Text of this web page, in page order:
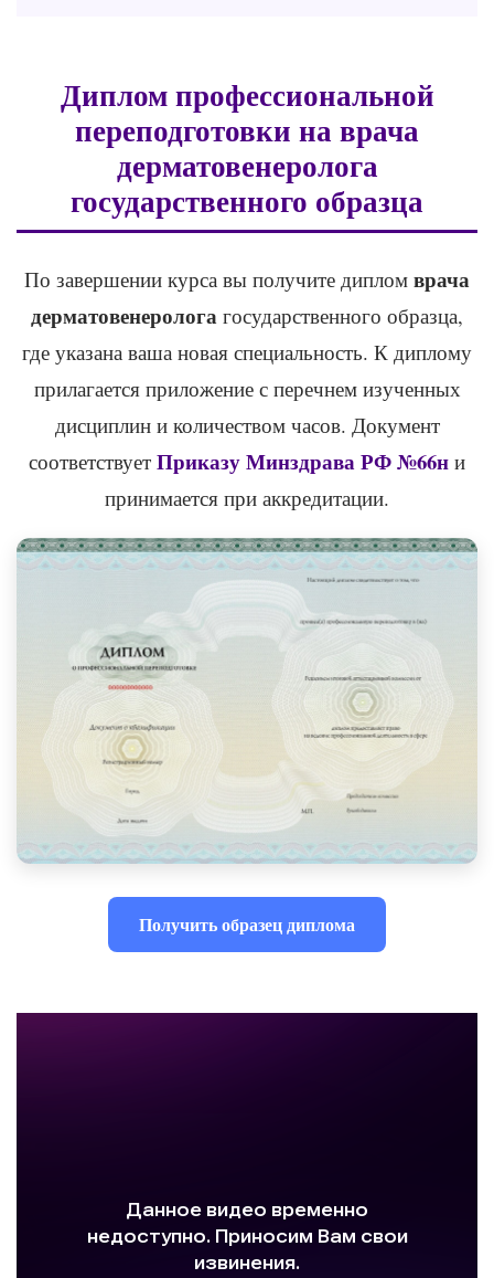
Диплом профессиональной
переподготовки на врача
дерматовенеролога
государственного образца
По завершении курса вы получите диплом врача
дерматовенеролога государственного образца,
где указана ваша новая специальность. К диплому
прилагается приложение с перечнем изученных
дисциплин и количеством часов. Документ
соответствует Приказу Минздрава РФ №66н и
принимается при аккредитации.
Получить образец диплома